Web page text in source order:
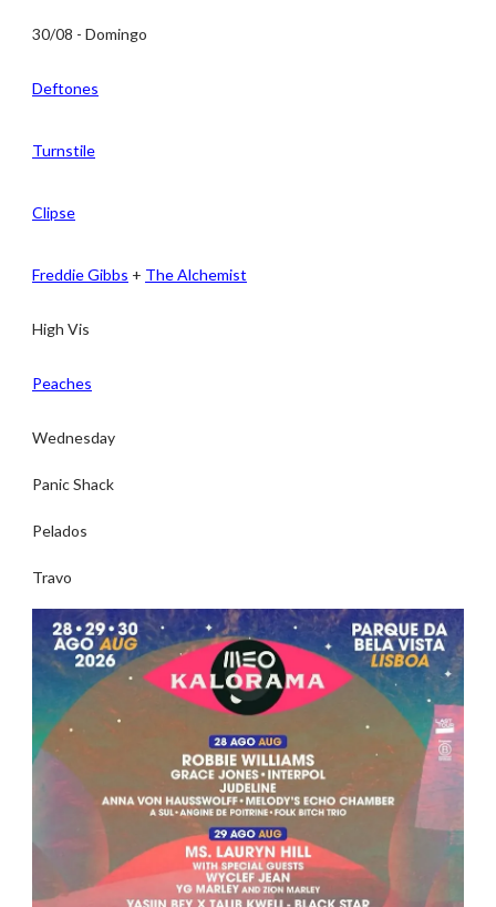
30/08 - Domingo
Deftones
Turnstile
Clipse
Freddie Gibbs + The Alchemist
High Vis
Peaches
Wednesday
Panic Shack
Pelados
Travo